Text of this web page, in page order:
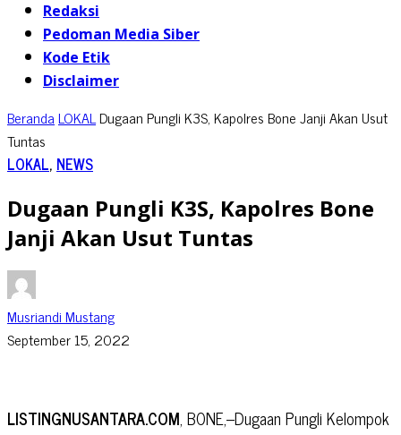
Redaksi
Pedoman Media Siber
Kode Etik
Disclaimer
BerandaLOKALDugaan Pungli K3S, Kapolres Bone Janji Akan Usut
Tuntas
LOKAL, NEWS
Dugaan Pungli K3S, Kapolres Bone
Janji Akan Usut Tuntas
Musriandi Mustang
September 15, 2022
LISTINGNUSANTARA.COM, BONE,–Dugaan Pungli Kelompok